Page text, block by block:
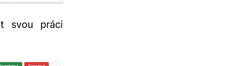
svou práci